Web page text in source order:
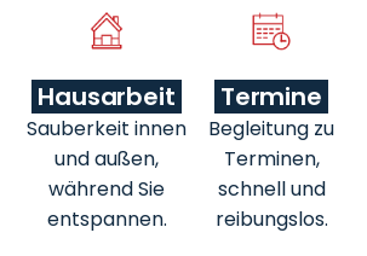
Hausarbeit
Sauberkeit innen
und außen,
während Sie
entspannen.
Termine
Begleitung zu
Terminen,
schnell und
reibungslos.